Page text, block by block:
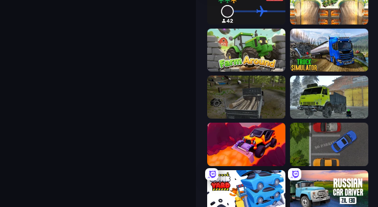
Airline Tycoon Idle Mine Loop
Farm Around Truck Driving Simulator Game
Russian Delivery Club Baikal Taiga Car Driver
Sand King Parking Space